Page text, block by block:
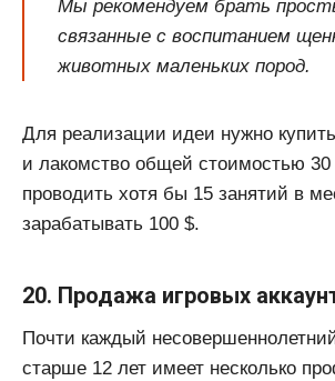
Мы рекомендуем брать
связанные с воспитанием
животных маленьких пород.
Для реализации идеи нужно
и лакомство общей стоимостью
проводить хотя бы 15 занятий в
зарабатывать 100 $.
20. Продажа игровых
Почти каждый
старше 12 лет имеет несколько